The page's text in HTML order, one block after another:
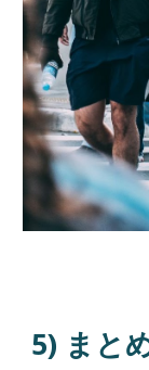
5) まと